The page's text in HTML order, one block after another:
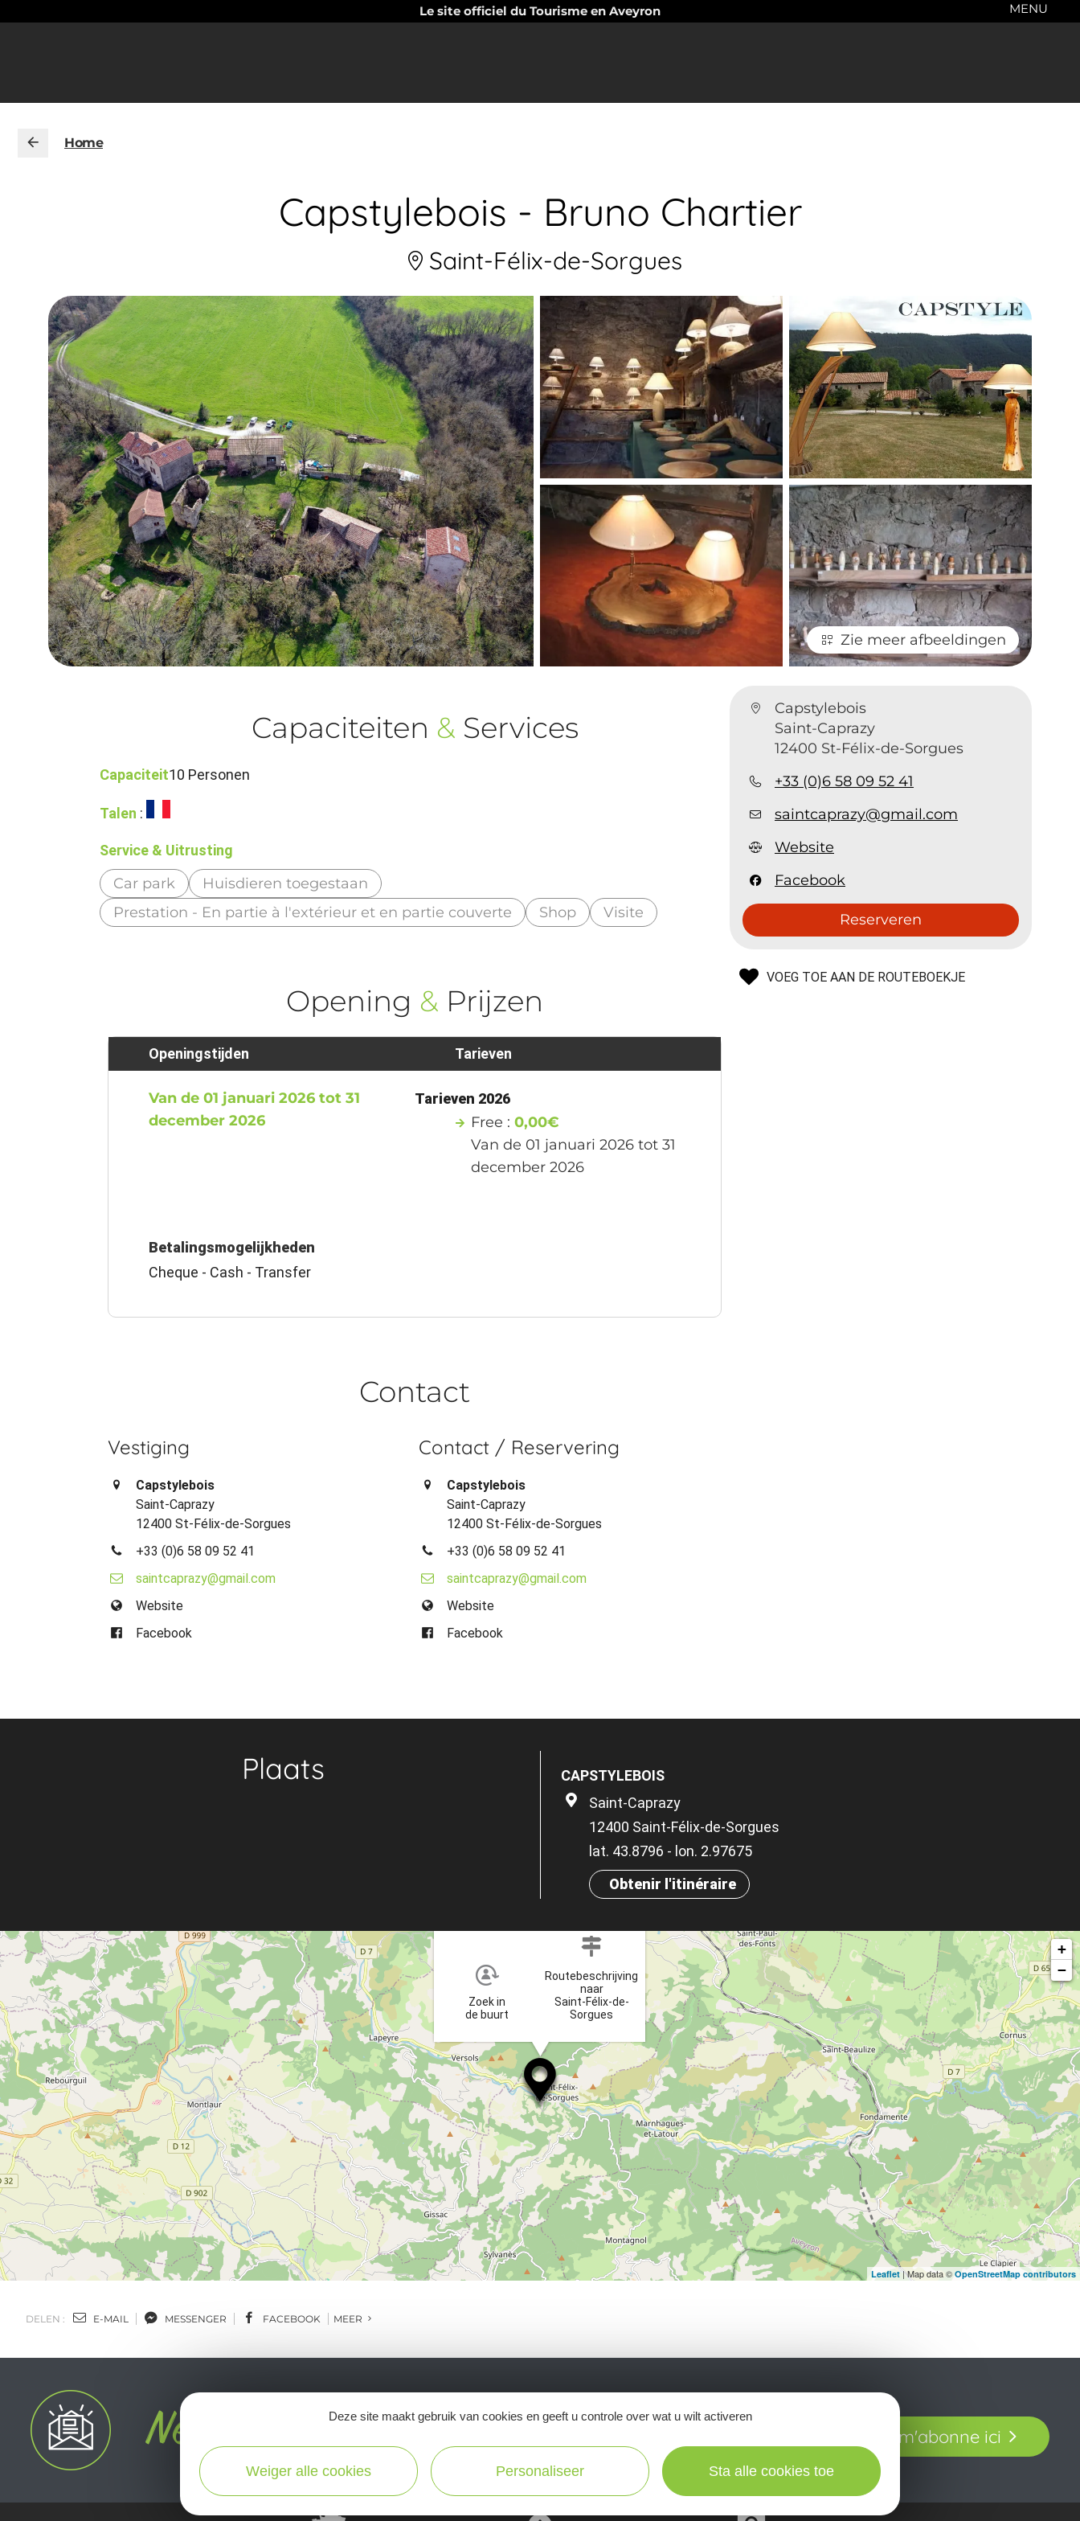
Le site officiel du Tourisme en Aveyron MENU
Home
Capstylebois - Bruno Chartier
Saint-Félix-de-Sorgues
Zie meer afbeeldingen
Capstylebois
Saint-Caprazy
12400 St-Félix-de-Sorgues
+33 (0)6 58 09 52 41
saintcaprazy@gmail.com
Website
Facebook
Reserveren
VOEG TOE AAN DE ROUTEBOEKJE
Capaciteiten & Services
Capaciteit10 Personen
Talen :
Service & Uitrusting
Car park
Huisdieren toegestaan
Prestation - En partie à l'extérieur et en partie couverte
Shop Visite
Opening & Prijzen
Openingstijden
Van de 01 januari 2026 tot 31
december 2026
Tarieven
Tarieven 2026
Free :0,00€
Van de 01 januari 2026 tot 31
december 2026
Betalingsmogelijkheden
Cheque - Cash - Transfer
Contact
Vestiging
Capstylebois
Saint-Caprazy
12400 St-Félix-de-Sorgues
+33 (0)6 58 09 52 41
saintcaprazy@gmail.com
Website
Facebook
Contact / Reservering
Capstylebois
Saint-Caprazy
12400 St-Félix-de-Sorgues
+33 (0)6 58 09 52 41
saintcaprazy@gmail.com
Website
Facebook
Plaats
CAPSTYLEBOIS
Saint-Caprazy
12400 Saint-Félix-de-Sorgues
lat. 43.8796 - lon. 2.97675
Obtenir l'itinéraire
Zoek in
de buurt
Routebeschrijving
naar
Saint-Félix-de-
Sorgues
+
−
Leaflet| Map data © OpenStreetMap contributors
DELEN : E-MAIL MESSENGER FACEBOOK MEER
Ne manquez pas notre newsletter mensuelle et laissez-vous
Je m'abonne ici
Deze site maakt gebruik van cookies en geeft u controle over wat u wilt activeren
Weiger alle cookies Personaliseer Sta alle cookies toe